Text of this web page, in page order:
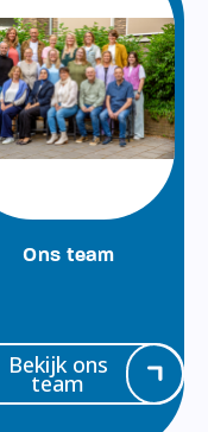
Ons team
Bekijk ons
team